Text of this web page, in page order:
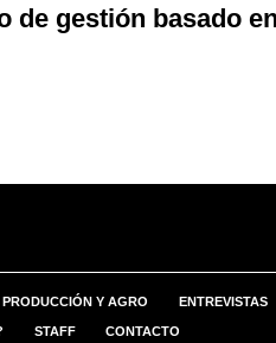
de gestión basado
PRODUCCIÓN Y AGRO ENTREVISTAS
STAFF CONTACTO